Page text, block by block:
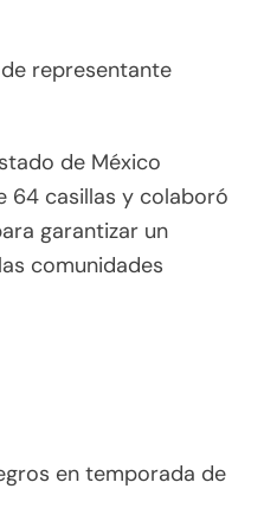
representante
de México
64 casillas y colaboró
garantizar un
comunidades
en temporada de